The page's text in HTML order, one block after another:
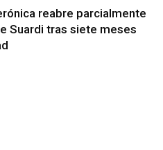
reabre parcialmente
Suardi tras siete meses